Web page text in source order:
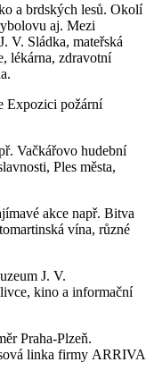
a brdských lesů. Okolí
aj. Mezi
V. Sládka, mateřská
lékárna, zdravotní
Expozici požární
Vačkářovo hudební
Ples města,
akce např. Bitva
vína, různé
J. V.
kino a informační
Praha-Plzeň.
linka firmy ARRIVA